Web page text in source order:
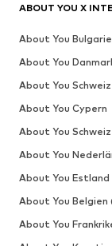
ABOUT YOU X
About You
About You
About You Schweiz
About You Cypern
About You
About You
About You Estland
About You Belgien
About You